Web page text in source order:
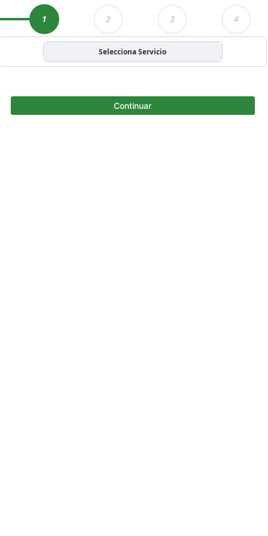
1 2 3 4
Selecciona Servicio
Continuar